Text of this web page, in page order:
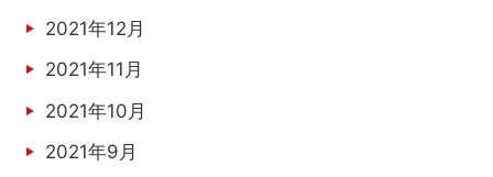
2021年12月
2021年11月
2021年10月
2021年9月